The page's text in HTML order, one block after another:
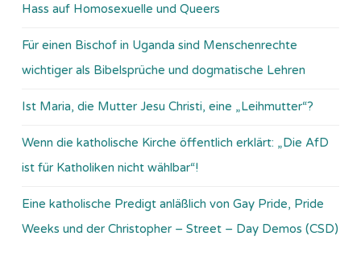
Hass auf Homosexuelle und Queers
Für einen Bischof in Uganda sind Menschenrechte
wichtiger als Bibelsprüche und dogmatische Lehren
Ist Maria, die Mutter Jesu Christi, eine „Leihmutter“?
Wenn die katholische Kirche öffentlich erklärt: „Die AfD
ist für Katholiken nicht wählbar“!
Eine katholische Predigt anläßlich von Gay Pride, Pride
Weeks und der Christopher – Street – Day Demos (CSD)